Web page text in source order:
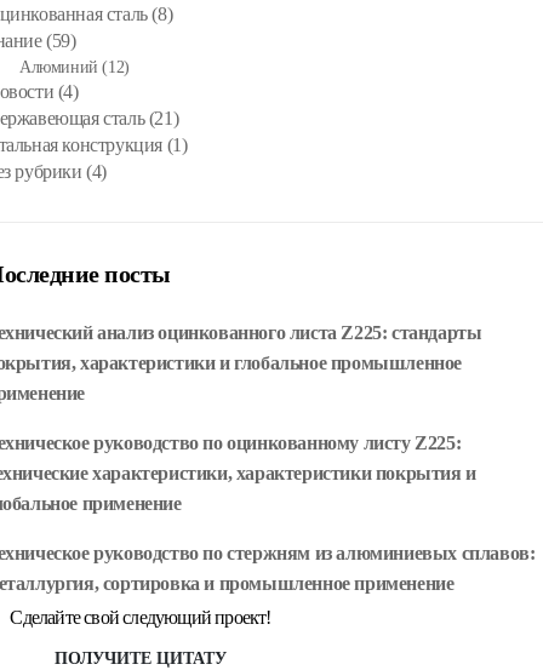
сталь(8)
(59)
Алюминий (12)
(4)
сталь(21)
конструкция (1)
рубрики (4)
посты
анализ оцинкованного листа Z225: стандарты
характеристики и глобальное промышленное
руководство по оцинкованному листу Z225:
характеристики, характеристики покрытия и
применение
руководство по стержням из алюминиевых сплавов:
сортировка и промышленное применение
Сделайте свой следующий проект!
ПОЛУЧИТЕ ЦИТАТУ